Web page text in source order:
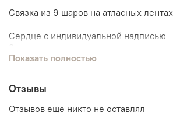
Связка из 9 шаров на атласных
Сердце с индивидуальной надписью
5 классических шариков
Показать полностью
Отзывы
Отзывов еще никто не оставлял